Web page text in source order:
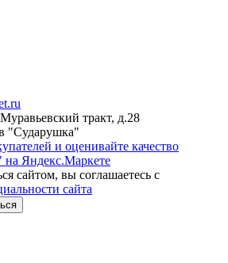
тракт, д.28
"Сударушка"
сайтом, вы соглашаетесь с
сайта